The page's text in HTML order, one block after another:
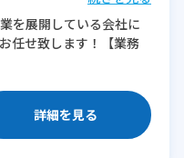
を展開している会社に
任せ致します！【業務
詳細を見る